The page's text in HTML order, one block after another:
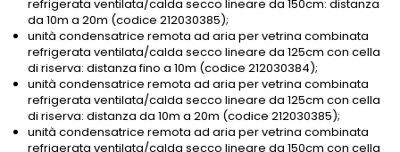
refrigerata ventilata/calda secco lineare da 150cm: distanza
da 10m a 20m (codice 212030385);
unità condensatrice remota ad aria per vetrina combinata
refrigerata ventilata/calda secco lineare da 125cm con cella
di riserva: distanza fino a 10m (codice 212030384);
unità condensatrice remota ad aria per vetrina combinata
refrigerata ventilata/calda secco lineare da 125cm con cella
di riserva: distanza da 10m a 20m (codice 212030385);
unità condensatrice remota ad aria per vetrina combinata
refrigerata ventilata/calda secco lineare da 150cm con cella